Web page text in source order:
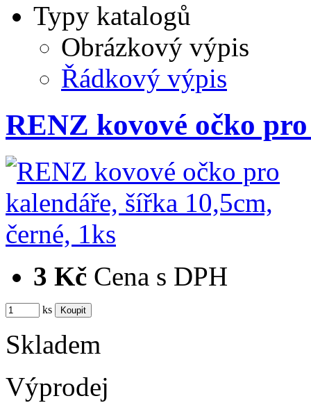
Typy katalogů
Obrázkový výpis
Řádkový výpis
RENZ kovové očko
3 Kč Cena s DPH
ks
Skladem
Výprodej